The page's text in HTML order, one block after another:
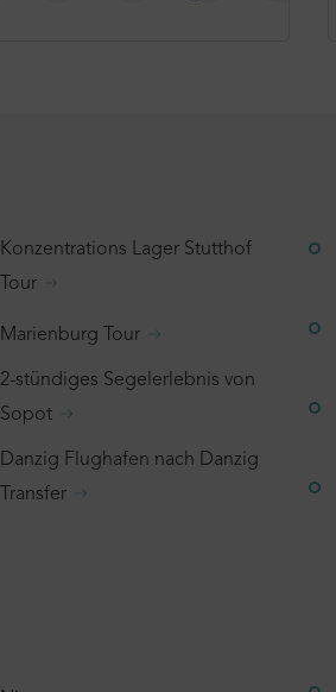
Konzentrations Lager Stutthof
Tour
Marienburg Tour
2-stündiges Segelerlebnis von
Sopot
Danzig Flughafen nach Danzig
Transfer